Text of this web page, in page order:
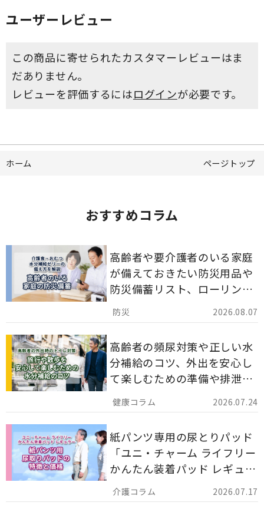
ユーザーレビュー
この商品に寄せられたカスタマーレビューはま
だありません。
レビューを評価するにはログインが必要です。
ホーム ページトップ
おすすめコラム
2026.08.07
高齢者や要介護者のいる家庭
が備えておきたい防災用品や
防災備蓄リスト、ローリング
ストックのポイントについて
解説します。
2026.07.24
高齢者の頻尿対策や正しい水
分補給のコツ、外出を安心し
て楽しむための準備や排泄ケ
ア用品の選び方を解説しま
す。
2026.07.17
紙パンツ専用の尿とりパッド
「ユニ・チャーム ライフリー
かんたん装着パッド レギュラ
ー 計162枚」について解説し
ます。